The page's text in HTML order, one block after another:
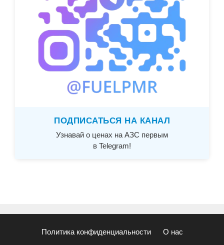
ПОДПИСАТЬСЯ НА КАНАЛ
Узнавай о ценах на АЗС первым
в Telegram!
Политика конфиденциальности О нас